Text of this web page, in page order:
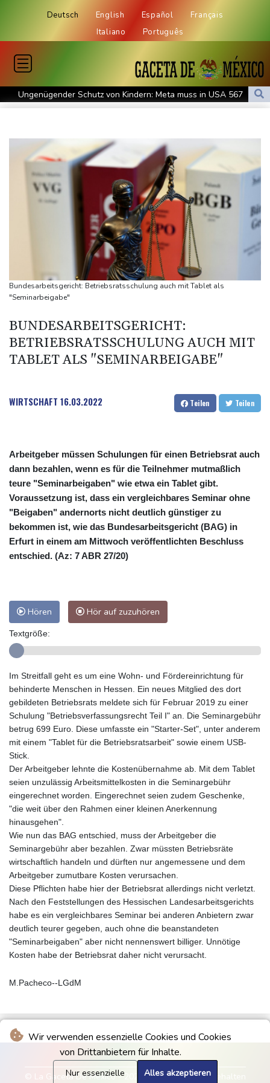
Wir verwenden essenzielle Cookies und Cookies
von Drittanbietern für Inhalte.
Nur essenzielle Alles akzeptieren
Deutsch English Español
Français
Italiano
Português
Ungenügender Schutz von Kindern: Meta muss in USA 567
Millionen Dollar zahlen
Dialog - ohne Machado
USA wollen bei Visa-Anträgen offenbar Online-Aktivitäten noch
stärker überprüfen
Röwekamp: Innenministerium muss zentral für Drohnenabwehr
Trump unternimmt neuen Vorstoß im Streit um US-
Staatsbürgerschaft
Erdogan reist zu Dreier-Gipfel mit Pakistan nach Saudi-Arabien
58 Soldaten im Jemen bei Huthi-Angriffen getötet - Regierung
kündigt Vergeltung an
Jemen: 38 Soldaten bei Huthi-Angriffen getötet - Regierung
kündigt Vergeltung an
Mindestens zwei Tote bei Bombenexplosion in Kleinbus nahe
Bundesarbeitsgericht: Betriebsratsschulung auch mit Tablet als
"Seminarbeigabe"
BUNDESARBEITSGERICHT:
BETRIEBSRATSSCHULUNG AUCH MIT
TABLET ALS "SEMINARBEIGABE"
WIRTSCHAFT 16.03.2022 Teilen Teilen
Arbeitgeber müssen Schulungen für einen Betriebsrat auch
dann bezahlen, wenn es für die Teilnehmer mutmaßlich
teure "Seminarbeigaben" wie etwa ein Tablet gibt.
Voraussetzung ist, dass ein vergleichbares Seminar ohne
"Beigaben" andernorts nicht deutlich günstiger zu
bekommen ist, wie das Bundesarbeitsgericht (BAG) in
Erfurt in einem am Mittwoch veröffentlichten Beschluss
entschied. (Az: 7 ABR 27/20)
Hören Hör auf zuzuhören
Textgröße:
Im Streitfall geht es um eine Wohn- und Fördereinrichtung für
behinderte Menschen in Hessen. Ein neues Mitglied des dort
gebildeten Betriebsrats meldete sich für Februar 2019 zu einer
Schulung "Betriebsverfassungsrecht Teil I" an. Die Seminargebühr
betrug 699 Euro. Diese umfasste ein "Starter-Set", unter anderem
mit einem "Tablet für die Betriebsratsarbeit" sowie einem USB-
Stick.
Der Arbeitgeber lehnte die Kostenübernahme ab. Mit dem Tablet
seien unzulässig Arbeitsmittelkosten in die Seminargebühr
eingerechnet worden. Eingerechnet seien zudem Geschenke,
"die weit über den Rahmen einer kleinen Anerkennung
hinausgehen".
Wie nun das BAG entschied, muss der Arbeitgeber die
Seminargebühr aber bezahlen. Zwar müssten Betriebsräte
wirtschaftlich handeln und dürften nur angemessene und dem
Arbeitgeber zumutbare Kosten verursachen.
Diese Pflichten habe hier der Betriebsrat allerdings nicht verletzt.
Nach den Feststellungen des Hessischen Landesarbeitsgerichts
habe es ein vergleichbares Seminar bei anderen Anbietern zwar
deutlich teurer gegeben, auch ohne die beanstandeten
"Seminarbeigaben" aber nicht nennenswert billiger. Unnötige
Kosten habe der Betriebsrat daher nicht verursacht.
M.Pacheco--LGdM
© La Gaceta De Mexico - 2026 - Alle Rechte vorbehalten